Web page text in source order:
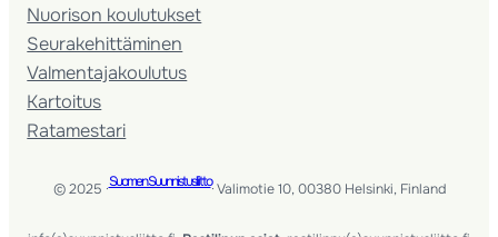
Nuorison koulutukset
Seura­kehittäminen
Valmentaja­koulutus
Kartoitus
Ratamestari
© 2025 ·Suomen Suunnistusliitto· Valimotie 10, 00380 Helsinki, Finland